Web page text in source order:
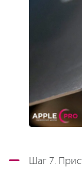
Шаг 7.